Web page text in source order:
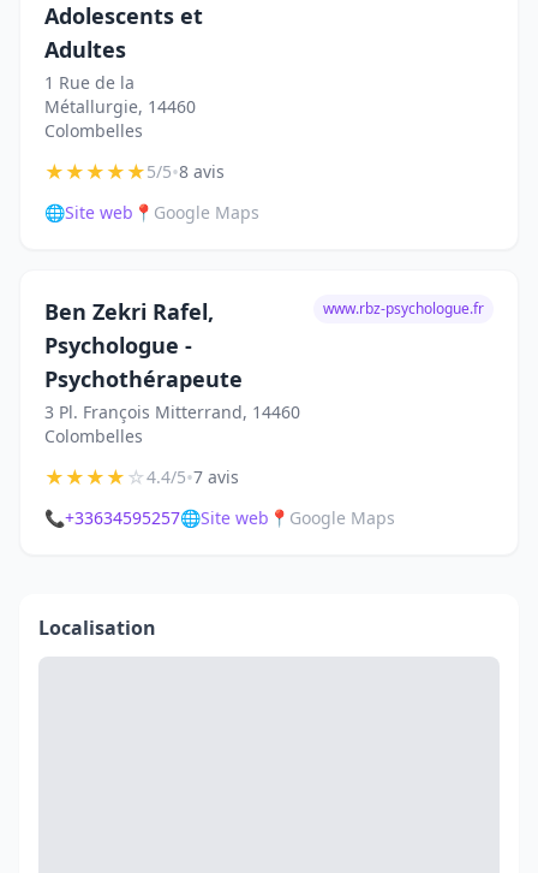
Adolescents et
Adultes
1 Rue de la
Métallurgie, 14460
Colombelles
★★★★★5/5•8 avis
🌐Site web 📍 Google Maps
Ben Zekri Rafel,
Psychologue -
Psychothérapeute
3 Pl. François Mitterrand, 14460
Colombelles
www.rbz-psychologue.fr
★★★★☆4.4/5•7 avis
📞+33634595257🌐Site web 📍 Google Maps
Localisation